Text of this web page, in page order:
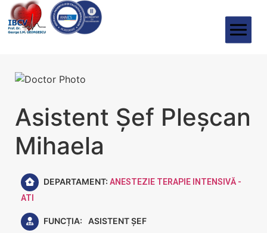
Asistent Șef Pleșcan
Mihaela
DEPARTAMENT: ANESTEZIE TERAPIE INTENSIVĂ -
ATI
FUNCȚIA: ASISTENT ȘEF